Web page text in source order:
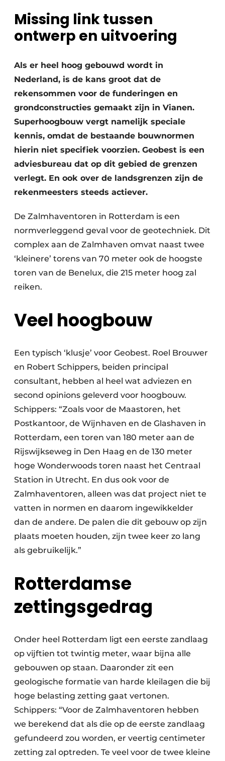
Vacature aanmelden
Video’s
Missing link tussen
ontwerp en uitvoering
Als er heel hoog gebouwd wordt in
Nederland, is de kans groot dat de
rekensommen voor de funderingen en
grondconstructies gemaakt zijn in Vianen.
Superhoogbouw vergt namelijk speciale
kennis, omdat de bestaande bouwnormen
hierin niet specifiek voorzien. Geobest is een
adviesbureau dat op dit gebied de grenzen
verlegt. En ook over de landsgrenzen zijn de
rekenmeesters steeds actiever.
De Zalmhaventoren in Rotterdam is een
normverleggend geval voor de geotechniek. Dit
complex aan de Zalmhaven omvat naast twee
‘kleinere’ torens van 70 meter ook de hoogste
toren van de Benelux, die 215 meter hoog zal
reiken.
Veel hoogbouw
Een typisch ‘klusje’ voor Geobest. Roel Brouwer
en Robert Schippers, beiden principal
consultant, hebben al heel wat adviezen en
second opinions geleverd voor hoogbouw.
Schippers: “Zoals voor de Maastoren, het
Postkantoor, de Wijnhaven en de Glashaven in
Rotterdam, een toren van 180 meter aan de
Rijswijkseweg in Den Haag en de 130 meter
hoge Wonderwoods toren naast het Centraal
Station in Utrecht. En dus ook voor de
Zalmhaventoren, alleen was dat project niet te
vatten in normen en daarom ingewikkelder
dan de andere. De palen die dit gebouw op zijn
plaats moeten houden, zijn twee keer zo lang
als gebruikelijk.”
Rotterdamse
zettingsgedrag
Onder heel Rotterdam ligt een eerste zandlaag
op vijftien tot twintig meter, waar bijna alle
gebouwen op staan. Daaronder zit een
geologische formatie van harde kleilagen die bij
hoge belasting zetting gaat vertonen.
Schippers: “Voor de Zalmhaventoren hebben
we berekend dat als die op de eerste zandlaag
gefundeerd zou worden, er veertig centimeter
zetting zal optreden. Te veel voor de twee kleine